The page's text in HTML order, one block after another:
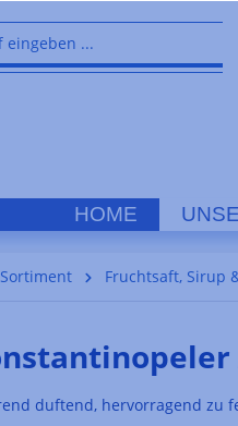
springen
HOME
Fruchtsaft, Sirup
duftend, hervorragend zu